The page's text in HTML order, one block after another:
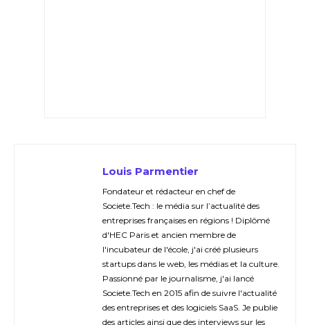
Louis Parmentier
Fondateur et rédacteur en chef de
Societe.Tech : le média sur l’actualité des
entreprises françaises en régions ! Diplômé
d'HEC Paris et ancien membre de
l'incubateur de l'école, j'ai créé plusieurs
startups dans le web, les médias et la culture.
Passionné par le journalisme, j'ai lancé
Societe.Tech en 2015 afin de suivre l'actualité
des entreprises et des logiciels SaaS. Je publie
des articles ainsi que des interviews sur les